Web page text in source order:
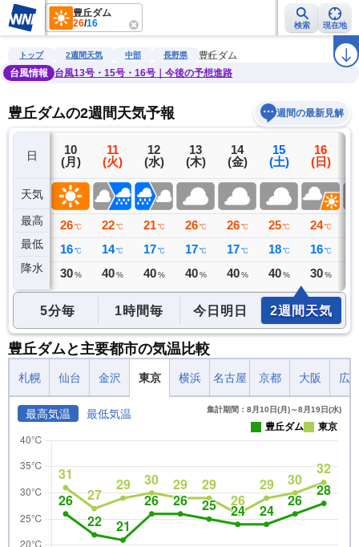
豊丘ダム
26/16 検索 現在地
雨雲レーダー 台風情報 地震情報 警報・注意報 ラ
トップ 2週間天気 中部 長野県
豊丘ダム
台風情報
台風13号・15号・16号｜今後の予想進路
豊丘ダムの2週間天気予報 週間の最新見解
日
天気
最高
最低
降水
9
(日)
27 ℃
19 ℃
1 ミリ
10
(月)
26 ℃
16 ℃
30 %
11
(火)
22 ℃
14 ℃
40 %
12
(水)
21 ℃
17 ℃
40 %
13
(木)
26 ℃
17 ℃
40 %
14
(金)
26 ℃
17 ℃
40 %
15
(土)
25 ℃
18 ℃
40 %
16
(日)
24 ℃
16 ℃
30 %
5分毎 1時間毎 今日明日 2週間天気
豊丘ダムと主要都市の気温比較
札幌 仙台 金沢 東京 横浜 名古屋 京都 大阪 広
最高気温 最低気温 集計期間：8月10日(月)～8月19日(水)
豊丘ダム 東京